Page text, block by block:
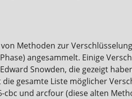
Methoden zur
angesammelt. Einige
Snowden, die gezeigt
gesamte Liste möglicher
cbc und arcfour (diese alten